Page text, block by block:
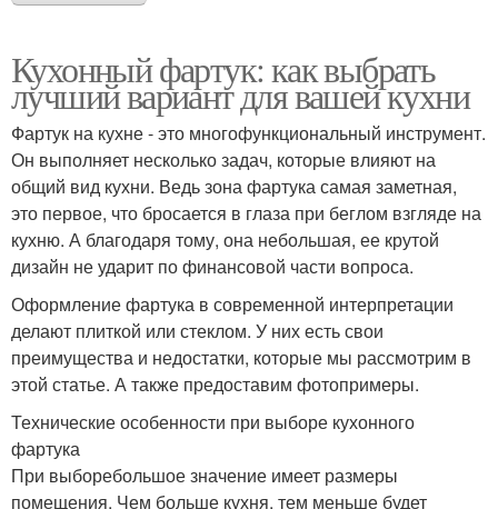
Кухонный фартук: как выбрать
лучший вариант для вашей кухни
Фартук на кухне - это многофункциональный инструмент.
Он выполняет несколько задач, которые влияют на
общий вид кухни. Ведь зона фартука самая заметная,
это первое, что бросается в глаза при беглом взгляде на
кухню. А благодаря тому, она небольшая, ее крутой
дизайн не ударит по финансовой части вопроса.
Оформление фартука в современной интерпретации
делают плиткой или стеклом. У них есть свои
преимущества и недостатки, которые мы рассмотрим в
этой статье. А также предоставим фотопримеры.
Технические особенности при выборе кухонного
фартука
При выборебольшое значение имеет размеры
помещения. Чем больше кухня, тем меньше будет